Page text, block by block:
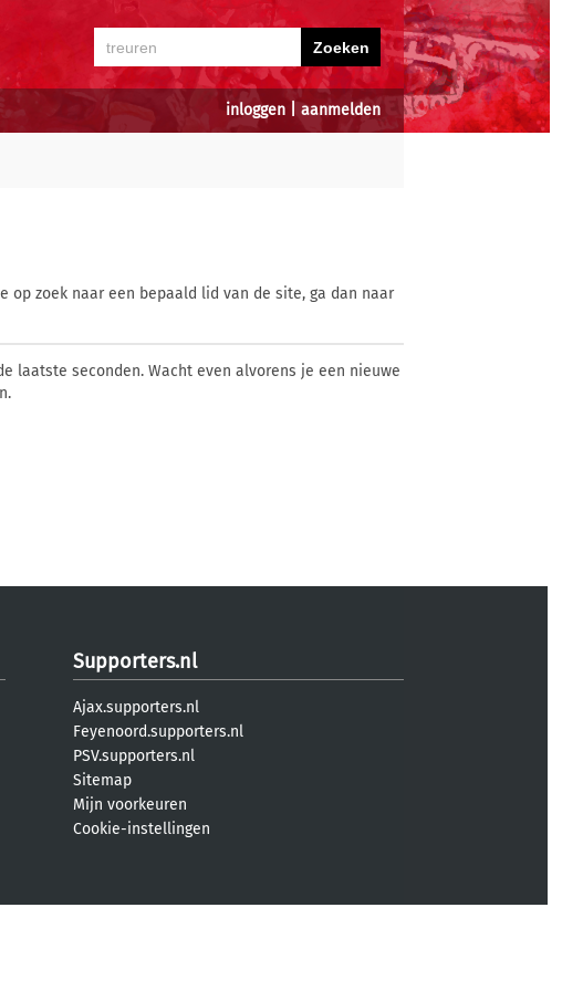
inloggen aanmelden
op zoek naar een bepaald lid van de site, ga dan naar
laatste seconden. Wacht even alvorens je een nieuwe
Supporters.nl
Ajax.supporters.nl
Feyenoord.supporters.nl
PSV.supporters.nl
Sitemap
Mijn voorkeuren
Cookie-instellingen